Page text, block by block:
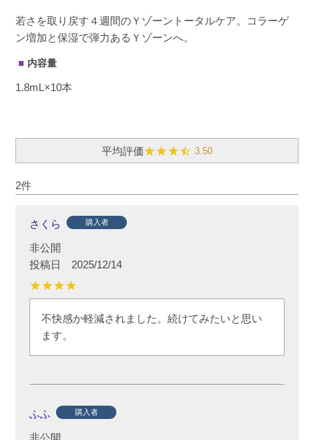
若さを取り戻す４週間のＹゾーントータルケア。コラーゲ
ン増加と保湿で弾力あるＹゾーンへ。
内容量
1.8mL×10本
3.50
2
さくら 購入者
非公開
投稿日
2025/12/14
不快感か軽減されました。続けてみたいと思い
ます。
ふふ 購入者